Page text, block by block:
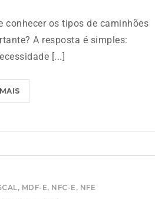
conhecer os tipos de caminhões
A resposta é simples:
[...]
, MDF-E, NFC-E , NFE